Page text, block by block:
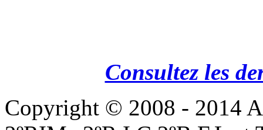
Consultez les
Copyright © 2008 - 2014